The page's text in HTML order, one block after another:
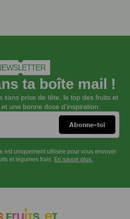
ta boîte mail !
sans prise de tête, le top des fruits et
une bonne dose d’inspiration.
est uniquement utilisée pour vous envoyer
et légumes frais. En savoir plus.